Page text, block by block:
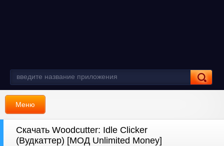
Меню
Скачать Woodcutter: Idle Clicker
(Вудкаттер) [МОД Unlimited Money]